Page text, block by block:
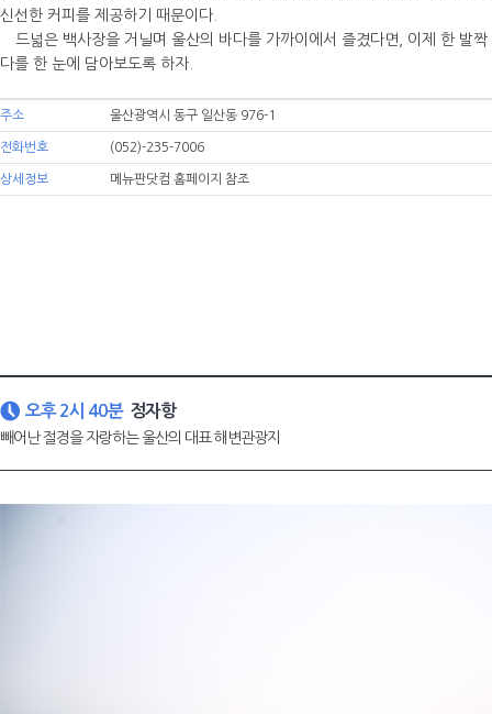
신선한 커피를 제공하기 때문이다.
드넓은 백사장을 거닐며 울산의 바다를 가까이에서 즐겼다면, 이제 한 발
다를 한 눈에 담아보도록 하자.
주소 울산광역시 동구 일산동 976-1
전화번호 (052)-235-7006
상세정보 메뉴판닷컴 홈페이지 참조
오후 2시 40분 정자항
빼어난 절경을 자랑하는 울산의 대표 해변관광지